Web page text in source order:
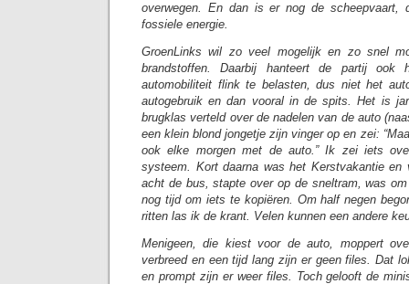
overwegen. En dan is er nog de scheepvaart,
fossiele energie.
GroenLinks wil zo veel mogelijk en zo snel
brandstoffen. Daarbij hanteert de partij ook
automobiliteit flink te belasten, dus niet het
autogebruik en dan vooral in de spits. Het is
brugklas verteld over de nadelen van de auto
een klein blond jongetje zijn vinger op en zei:
ook elke morgen met de auto.” Ik zei iets
systeem. Kort daarna was het Kerstvakantie
acht de bus, stapte over op de sneltram, was
nog tijd om iets te kopiëren. Om half negen
ritten las ik de krant. Velen kunnen een andere
Menigeen, die kiest voor de auto, moppert
verbreed en een tijd lang zijn er geen files. Dat
en prompt zijn er weer files. Toch gelooft de